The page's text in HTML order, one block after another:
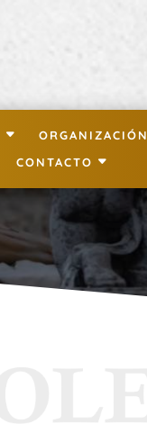
ORGANIZACIÓN
CONTACTO